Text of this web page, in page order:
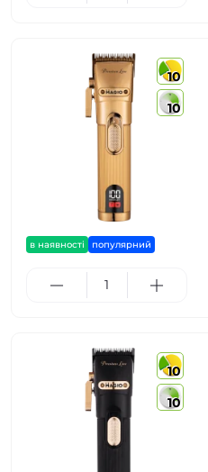
10
10
в наявності популярний
10
10